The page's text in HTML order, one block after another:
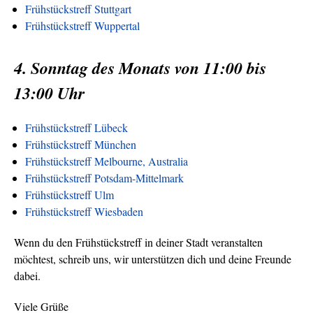
Frühstückstreff Stuttgart
Frühstückstreff Wuppertal
4. Sonntag des Monats von 11:00 bis
13:00 Uhr
Frühstückstreff Lübeck
Frühstückstreff München
Frühstückstreff Melbourne, Australia
Frühstückstreff Potsdam-Mittelmark
Frühstückstreff Ulm
Frühstückstreff Wiesbaden
Wenn du den Frühstückstreff in deiner Stadt veranstalten
möchtest, schreib uns, wir unterstützen dich und deine Freunde
dabei.
Viele Grüße